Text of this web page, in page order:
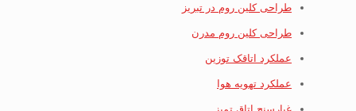
طراحی کلین روم در تبریز
طراحی کلین روم مدرن
عملکرد اتاقک توزین
عملکرد تهویه هوا